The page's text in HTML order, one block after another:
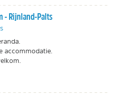
- Rijnland-Palts
accommodatie.